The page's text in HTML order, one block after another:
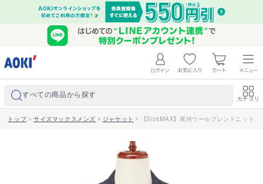
すべての商品から探す カテゴリ
トップ>サイズマックスメンズ > ジャケット > 【SizeMAX】尾州ウールブレンドニットジ